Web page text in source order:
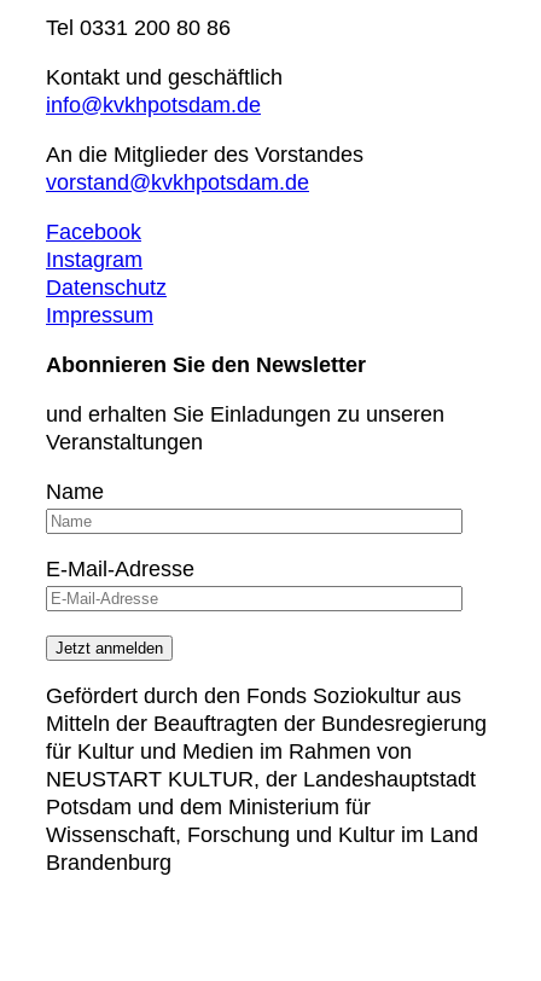
Tel 0331 200 80 86
Kontakt und geschäftlich
info@kvkhpotsdam.de
An die Mitglieder des Vorstandes
vorstand@kvkhpotsdam.de
Facebook
Instagram
Datenschutz
Impressum
Abonnieren Sie den Newsletter
und erhalten Sie Einladungen zu unseren
Veranstaltungen
Name
E-Mail-Adresse
Gefördert durch den Fonds Soziokultur aus
Mitteln der Beauftragten der Bundesregierung
für Kultur und Medien im Rahmen von
NEUSTART KULTUR, der Landeshauptstadt
Potsdam und dem Ministerium für
Wissenschaft, Forschung und Kultur im Land
Brandenburg